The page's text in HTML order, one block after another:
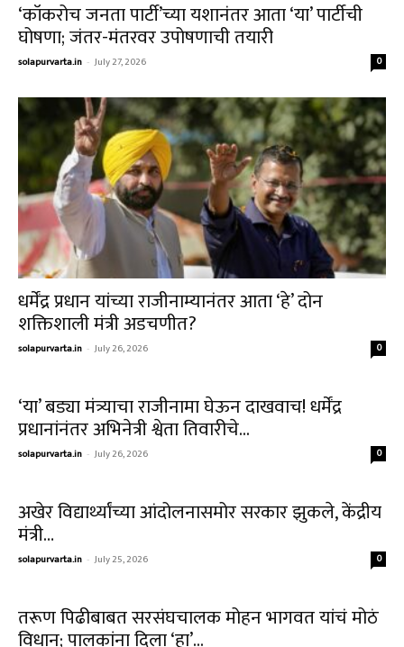
‘कॉकरोच जनता पार्टी’च्या यशानंतर आता ‘या’ पार्टीची
घोषणा; जंतर-मंतरवर उपोषणाची तयारी
solapurvarta.in - July 27, 2026 0
धर्मेंद्र प्रधान यांच्या राजीनाम्यानंतर आता ‘हे’ दोन
शक्तिशाली मंत्री अडचणीत?
solapurvarta.in - July 26, 2026 0
‘या’ बड्या मंत्र्याचा राजीनामा घेऊन दाखवाच! धर्मेंद्र
प्रधानांनंतर अभिनेत्री श्वेता तिवारीचे...
solapurvarta.in - July 26, 2026 0
अखेर विद्यार्थ्यांच्या आंदोलनासमोर सरकार झुकले, केंद्रीय
मंत्री…
solapurvarta.in - July 25, 2026 0
तरूण पिढीबाबत सरसंघचालक मोहन भागवत यांचं मोठं
विधान; पालकांना दिला ‘हा’...